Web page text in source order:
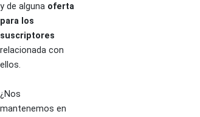
y de alguna oferta
para los
suscriptores
relacionada con
ellos.
¿Nos
mantenemos en